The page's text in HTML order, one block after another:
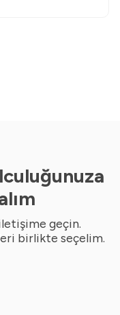
geçin.
birlikte seçelim.